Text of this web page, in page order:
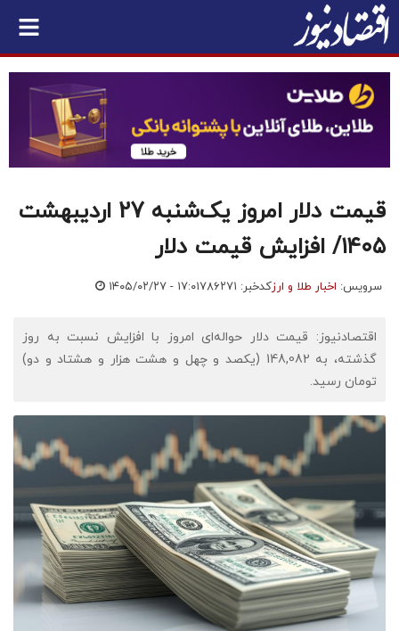
قیمت دلار امروز یک‌شنبه 27 اردیبهشت
۱۴۰۵/ افزایش قیمت دلار
سرویس: اخبار طلا و ارزکدخبر: ۷۸۶۲۷۱ ۱۴۰۵/۰۲/۲۷ - ۱۷:۰۱
اقتصادنیوز: قیمت دلار حواله‌ای امروز با افزایش نسبت به روز
گذشته، به 148,082 (یکصد و چهل و هشت هزار و هشتاد و دو)
تومان رسید.